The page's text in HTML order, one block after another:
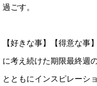
過ごす。
【好きな事】【得意な事
に考え続けた期限最終週
とともにインスピレーシ